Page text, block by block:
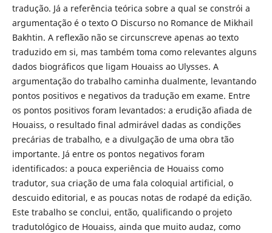
tradução. Já a referência teórica sobre a qual se constrói a
argumentação é o texto O Discurso no Romance de Mikhail
Bakhtin. A reflexão não se circunscreve apenas ao texto
traduzido em si, mas também toma como relevantes alguns
dados biográficos que ligam Houaiss ao Ulysses. A
argumentação do trabalho caminha dualmente, levantando
pontos positivos e negativos da tradução em exame. Entre
os pontos positivos foram levantados: a erudição afiada de
Houaiss, o resultado final admirável dadas as condições
precárias de trabalho, e a divulgação de uma obra tão
importante. Já entre os pontos negativos foram
identificados: a pouca experiência de Houaiss como
tradutor, sua criação de uma fala coloquial artificial, o
descuido editorial, e as poucas notas de rodapé da edição.
Este trabalho se conclui, então, qualificando o projeto
tradutológico de Houaiss, ainda que muito audaz, como